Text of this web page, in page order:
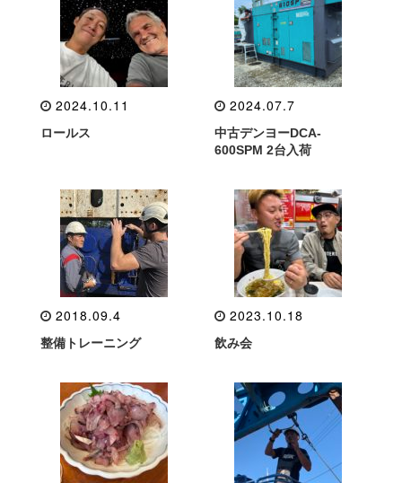
2024.10.11
ロールス
2024.07.7
中古デンヨーDCA-
600SPM 2台入荷
2018.09.4
整備トレーニング
2023.10.18
飲み会